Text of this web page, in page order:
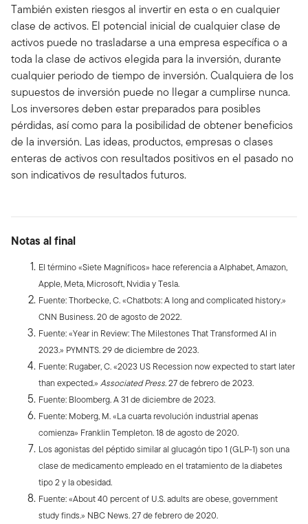
También existen riesgos al invertir en esta o en cualquier
clase de activos. El potencial inicial de cualquier clase de
activos puede no trasladarse a una empresa específica o a
toda la clase de activos elegida para la inversión, durante
cualquier periodo de tiempo de inversión. Cualquiera de los
supuestos de inversión puede no llegar a cumplirse nunca.
Los inversores deben estar preparados para posibles
pérdidas, así como para la posibilidad de obtener beneficios
de la inversión. Las ideas, productos, empresas o clases
enteras de activos con resultados positivos en el pasado no
son indicativos de resultados futuros.
Notas al final
El término «Siete Magníficos» hace referencia a Alphabet, Amazon,
Apple, Meta, Microsoft, Nvidia y Tesla.
Fuente: Thorbecke, C. «Chatbots: A long and complicated history.»
CNN Business. 20 de agosto de 2022.
Fuente: «Year in Review: The Milestones That Transformed AI in
2023.» PYMNTS. 29 de diciembre de 2023.
Fuente: Rugaber, C. «2023 US Recession now expected to start later
than expected.» Associated Press. 27 de febrero de 2023.
Fuente: Bloomberg. A 31 de diciembre de 2023.
Fuente: Moberg, M. «La cuarta revolución industrial apenas
comienza» Franklin Templeton. 18 de agosto de 2020.
Los agonistas del péptido similar al glucagón tipo 1 (GLP-1) son una
clase de medicamento empleado en el tratamiento de la diabetes
tipo 2 y la obesidad.
Fuente: «About 40 percent of U.S. adults are obese, government
study finds.» NBC News. 27 de febrero de 2020.